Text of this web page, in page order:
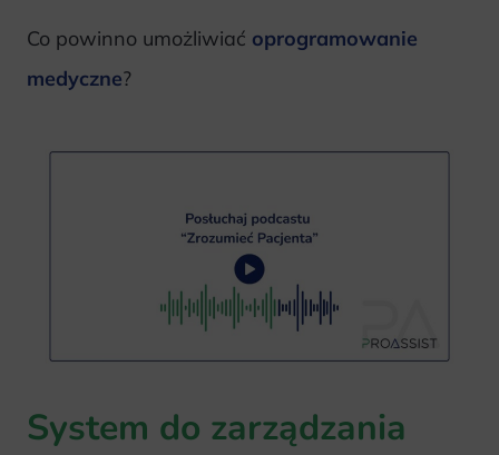
Co powinno umożliwiać oprogramowanie
medyczne?
System do zarządzania